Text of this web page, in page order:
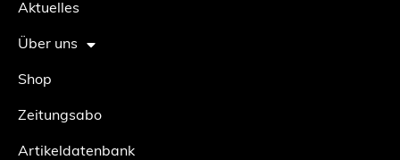
Aktuelles
Über uns
Shop
Zeitungsabo
Artikeldatenbank